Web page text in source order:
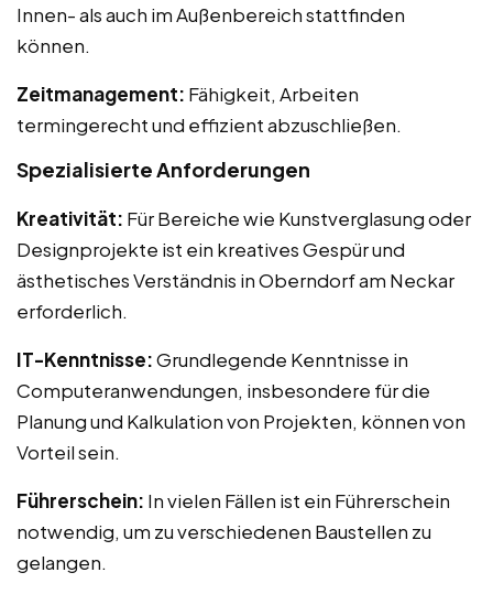
Innen- als auch im Außenbereich stattfinden
können.
Zeitmanagement: Fähigkeit, Arbeiten
termingerecht und effizient abzuschließen.
Spezialisierte Anforderungen
Kreativität: Für Bereiche wie Kunstverglasung oder
Designprojekte ist ein kreatives Gespür und
ästhetisches Verständnis in Oberndorf am Neckar
erforderlich.
IT-Kenntnisse:Grundlegende Kenntnisse in
Computeranwendungen, insbesondere für die
Planung und Kalkulation von Projekten, können von
Vorteil sein.
Führerschein: In vielen Fällen ist ein Führerschein
notwendig, um zu verschiedenen Baustellen zu
gelangen.